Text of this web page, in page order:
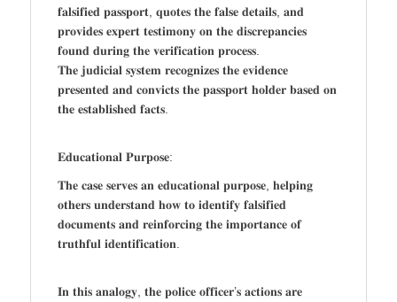
𝐟𝐚𝐥𝐬𝐢𝐟𝐢𝐞𝐝 𝐩𝐚𝐬𝐬𝐩𝐨𝐫𝐭, 𝐪𝐮𝐨𝐭𝐞𝐬 𝐭𝐡𝐞 𝐟𝐚𝐥𝐬𝐞 𝐝𝐞𝐭𝐚𝐢𝐥𝐬, 𝐚𝐧𝐝
𝐩𝐫𝐨𝐯𝐢𝐝𝐞𝐬 𝐞𝐱𝐩𝐞𝐫𝐭 𝐭𝐞𝐬𝐭𝐢𝐦𝐨𝐧𝐲 𝐨𝐧 𝐭𝐡𝐞 𝐝𝐢𝐬𝐜𝐫𝐞𝐩𝐚𝐧𝐜𝐢𝐞𝐬
𝐟𝐨𝐮𝐧𝐝 𝐝𝐮𝐫𝐢𝐧𝐠 𝐭𝐡𝐞 𝐯𝐞𝐫𝐢𝐟𝐢𝐜𝐚𝐭𝐢𝐨𝐧 𝐩𝐫𝐨𝐜𝐞𝐬𝐬.
𝐓𝐡𝐞 𝐣𝐮𝐝𝐢𝐜𝐢𝐚𝐥 𝐬𝐲𝐬𝐭𝐞𝐦 𝐫𝐞𝐜𝐨𝐠𝐧𝐢𝐳𝐞𝐬 𝐭𝐡𝐞 𝐞𝐯𝐢𝐝𝐞𝐧𝐜𝐞
𝐩𝐫𝐞𝐬𝐞𝐧𝐭𝐞𝐝 𝐚𝐧𝐝 𝐜𝐨𝐧𝐯𝐢𝐜𝐭𝐬 𝐭𝐡𝐞 𝐩𝐚𝐬𝐬𝐩𝐨𝐫𝐭 𝐡𝐨𝐥𝐝𝐞𝐫 𝐛𝐚𝐬𝐞𝐝 𝐨𝐧
𝐭𝐡𝐞 𝐞𝐬𝐭𝐚𝐛𝐥𝐢𝐬𝐡𝐞𝐝 𝐟𝐚𝐜𝐭𝐬.
𝐄𝐝𝐮𝐜𝐚𝐭𝐢𝐨𝐧𝐚𝐥 𝐏𝐮𝐫𝐩𝐨𝐬𝐞:
𝐓𝐡𝐞 𝐜𝐚𝐬𝐞 𝐬𝐞𝐫𝐯𝐞𝐬 𝐚𝐧 𝐞𝐝𝐮𝐜𝐚𝐭𝐢𝐨𝐧𝐚𝐥 𝐩𝐮𝐫𝐩𝐨𝐬𝐞, 𝐡𝐞𝐥𝐩𝐢𝐧𝐠
𝐨𝐭𝐡𝐞𝐫𝐬 𝐮𝐧𝐝𝐞𝐫𝐬𝐭𝐚𝐧𝐝 𝐡𝐨𝐰 𝐭𝐨 𝐢𝐝𝐞𝐧𝐭𝐢𝐟𝐲 𝐟𝐚𝐥𝐬𝐢𝐟𝐢𝐞𝐝
𝐝𝐨𝐜𝐮𝐦𝐞𝐧𝐭𝐬 𝐚𝐧𝐝 𝐫𝐞𝐢𝐧𝐟𝐨𝐫𝐜𝐢𝐧𝐠 𝐭𝐡𝐞 𝐢𝐦𝐩𝐨𝐫𝐭𝐚𝐧𝐜𝐞 𝐨𝐟
𝐭𝐫𝐮𝐭𝐡𝐟𝐮𝐥 𝐢𝐝𝐞𝐧𝐭𝐢𝐟𝐢𝐜𝐚𝐭𝐢𝐨𝐧.
𝐈𝐧 𝐭𝐡𝐢𝐬 𝐚𝐧𝐚𝐥𝐨𝐠𝐲, 𝐭𝐡𝐞 𝐩𝐨𝐥𝐢𝐜𝐞 𝐨𝐟𝐟𝐢𝐜𝐞𝐫’𝐬 𝐚𝐜𝐭𝐢𝐨𝐧𝐬 𝐚𝐫𝐞